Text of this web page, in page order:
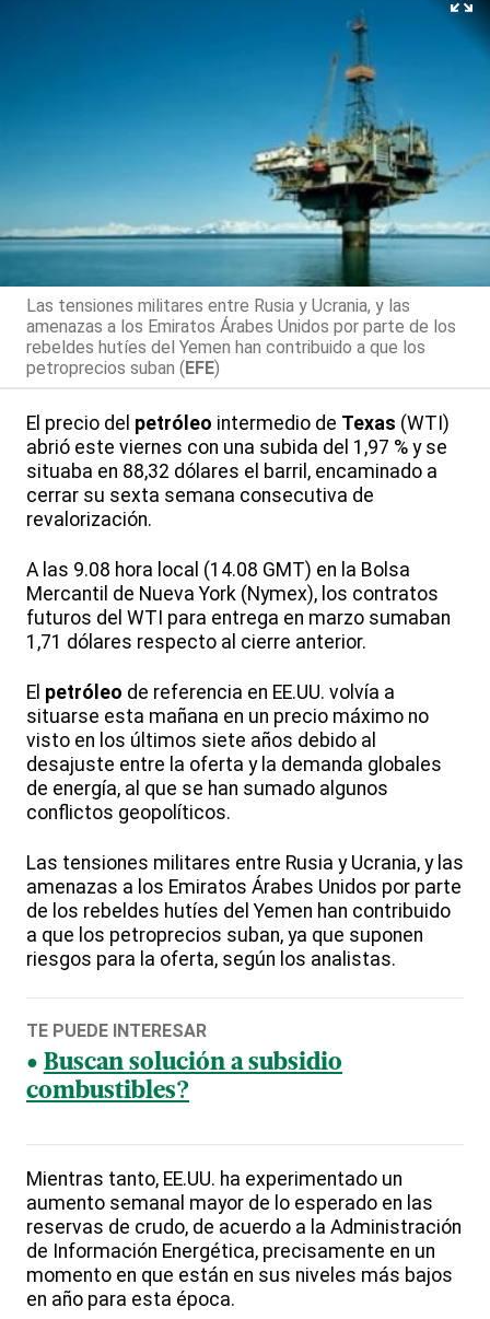
Las tensiones militares entre Rusia y Ucrania, y las
amenazas a los Emiratos Árabes Unidos por parte de los
rebeldes hutíes del Yemen han contribuido a que los
petroprecios suban (EFE)
El precio del petróleo intermedio de Texas (WTI)
abrió este viernes con una subida del 1,97 % y se
situaba en 88,32 dólares el barril, encaminado a
cerrar su sexta semana consecutiva de
revalorización.
A las 9.08 hora local (14.08 GMT) en la Bolsa
Mercantil de Nueva York (Nymex), los contratos
futuros del WTI para entrega en marzo sumaban
1,71 dólares respecto al cierre anterior.
El petróleo de referencia en EE.UU. volvía a
situarse esta mañana en un precio máximo no
visto en los últimos siete años debido al
desajuste entre la oferta y la demanda globales
de energía, al que se han sumado algunos
conflictos geopolíticos.
Las tensiones militares entre Rusia y Ucrania, y las
amenazas a los Emiratos Árabes Unidos por parte
de los rebeldes hutíes del Yemen han contribuido
a que los petroprecios suban, ya que suponen
riesgos para la oferta, según los analistas.
TE PUEDE INTERESAR
Buscan solución a subsidio
combustibles?
Mientras tanto, EE.UU. ha experimentado un
aumento semanal mayor de lo esperado en las
reservas de crudo, de acuerdo a la Administración
de Información Energética, precisamente en un
momento en que están en sus niveles más bajos
en año para esta época.